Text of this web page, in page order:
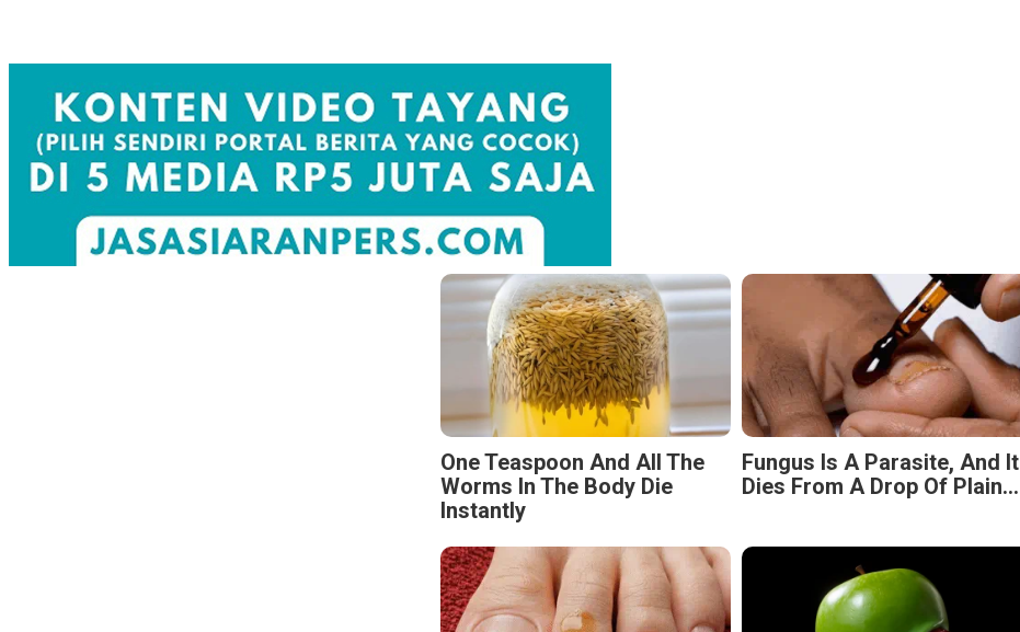
One Teaspoon And All The
Worms In The Body Die
Instantly
Fungus Is A Parasite, And It
Dies From A Drop Of Plain...